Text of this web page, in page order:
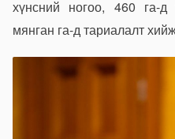
хүнсний ногоо, 460 га-
мянган га-д тариалалт